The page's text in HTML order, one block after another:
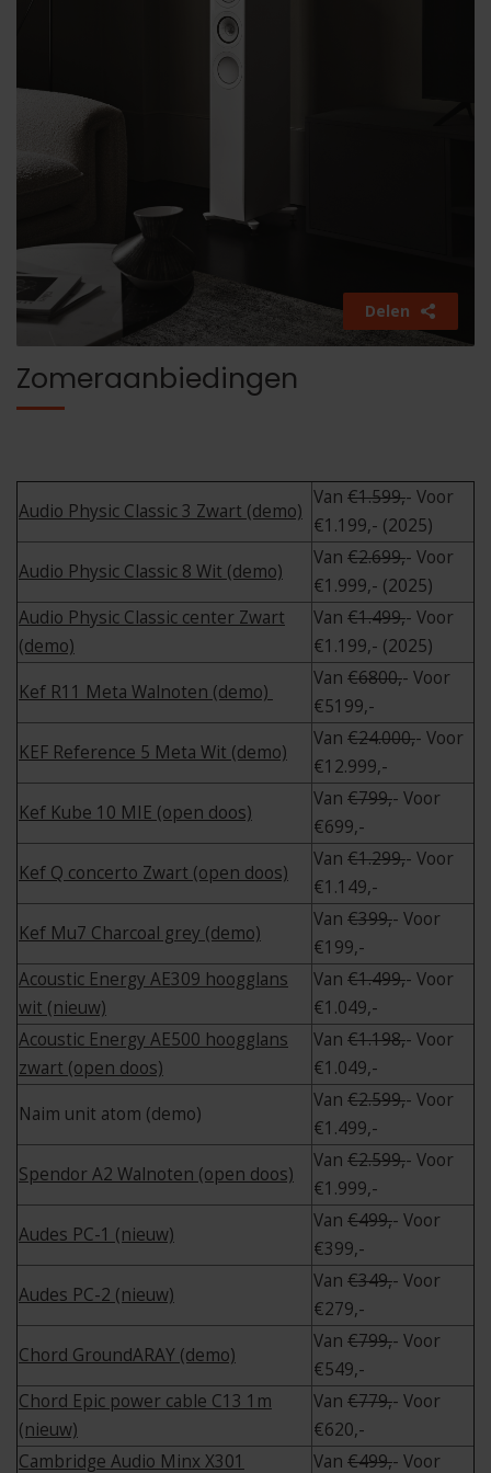
Delen
Zomeraanbiedingen
Audio Physic Classic 3 Zwart (demo)
Van €1.599,- Voor
€1.199,- (2025)
Audio Physic Classic 8 Wit (demo)
Van €2.699,- Voor
€1.999,- (2025)
Audio Physic Classic center Zwart
(demo)
Van €1.499,- Voor
€1.199,- (2025)
Kef R11 Meta Walnoten (demo)
Van €6800,- Voor
€5199,-
KEF Reference 5 Meta Wit (demo)
Van €24.000,- Voor
€12.999,-
Kef Kube 10 MIE (open doos)
Van €799,- Voor
€699,-
Kef Q concerto Zwart (open doos)
Van €1.299,- Voor
€1.149,-
Kef Mu7 Charcoal grey (demo)
Van €399,- Voor
€199,-
Acoustic Energy AE309 hoogglans
wit (nieuw)
Van €1.499,- Voor
€1.049,-
Acoustic Energy AE500 hoogglans
zwart (open doos)
Van €1.198,- Voor
€1.049,-
Naim unit atom (demo)
Van €2.599,- Voor
€1.499,-
Spendor A2 Walnoten (open doos)
Van €2.599,- Voor
€1.999,-
Audes PC-1 (nieuw)
Van €499,- Voor
€399,-
Audes PC-2 (nieuw)
Van €349,- Voor
€279,-
Chord GroundARAY (demo)
Van €799,- Voor
€549,-
Chord Epic power cable C13 1m
(nieuw)
Van €779,- Voor
€620,-
Cambridge Audio Minx X301
Van €499,- Voor